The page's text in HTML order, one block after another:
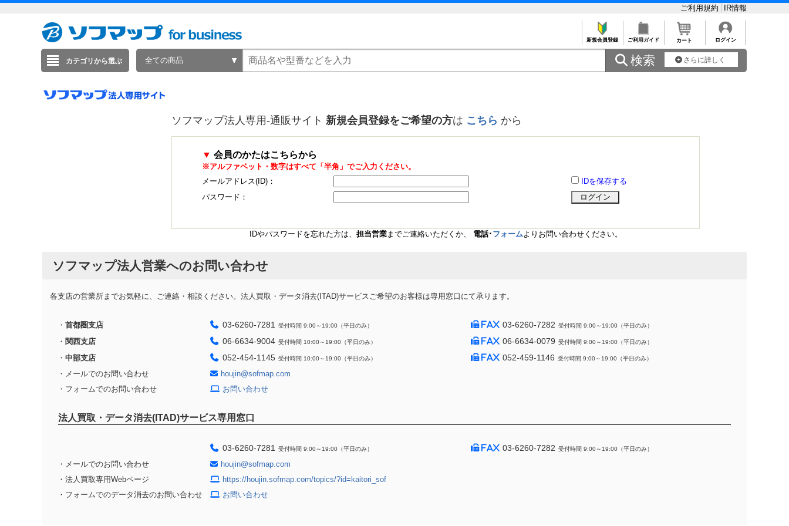
ご利用規約 IR情報
新規会員登録 ご利用ガイド カート ログイン
カテゴリから選ぶ 全ての商品  検索 さらに詳しく
ソフマップ法人専用-通販サイト 新規会員登録をご希望の方は こちら から
▼ 会員のかたはこちらから
※アルファベット・数字はすべて「半角」でご入力ください。
メールアドレス(ID)：
IDを保存する
パスワード：
IDやパスワードを忘れた方は、 担当営業までご連絡いただくか、 電話･ フォームよりお問い合わせください。
ソフマップ法人営業へのお問い合わせ
各支店の営業所までお気軽に、ご連絡・相談ください。法人買取・データ消去(ITAD)サービスご希望のお客様は専用窓口にて承ります。
・ 首都圏支店 03-6260-7281 受付時間 9:00～19:00（平日のみ） 03-6260-7282 受付時間 9:00～19:00（平日のみ）
・ 関西支店 06-6634-9004 受付時間 10:00～19:00（平日のみ） 06-6634-0079 受付時間 9:00～19:00（平日のみ）
・ 中部支店 052-454-1145 受付時間 10:00～19:00（平日のみ） 052-459-1146 受付時間 9:00～19:00（平日のみ）
・メールでのお問い合わせ
houjin@sofmap.com
・フォームでのお問い合わせ
お問い合わせ
法人買取・データ消去(ITAD)サービス専用窓口
03-6260-7281 受付時間 9:00～19:00（平日のみ） 03-6260-7282 受付時間 9:00～19:00（平日のみ）
・メールでのお問い合わせ
houjin@sofmap.com
・法人買取専用Webページ
https://houjin.sofmap.com/topics/?id=kaitori_sof
・フォームでのデータ消去のお問い合わせ
お問い合わせ